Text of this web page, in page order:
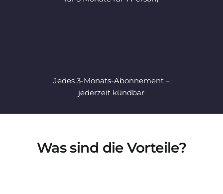
Jedes 3-Monats-Abonnement –
jederzeit kündbar
Was sind die Vorteile?